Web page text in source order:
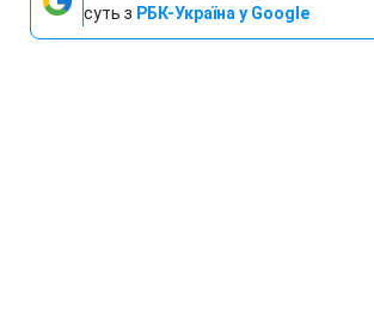
суть з РБК-Україна у Google